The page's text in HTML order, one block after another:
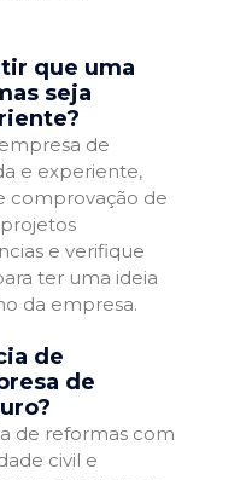
que uma
seja
de
e experiente,
comprovação de
e verifique
ter uma ideia
da empresa.
de
de
de reformas com
civil e